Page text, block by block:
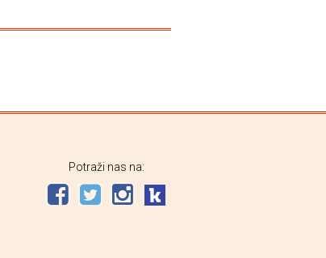
Potraži nas na: